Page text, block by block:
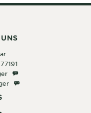
Facebook Messenger
WhatsApp Messenger